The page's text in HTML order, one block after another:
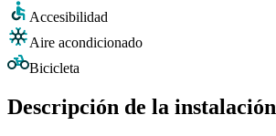
Accesibilidad
Aire acondicionado
Bicicleta
Descripción de la instalación